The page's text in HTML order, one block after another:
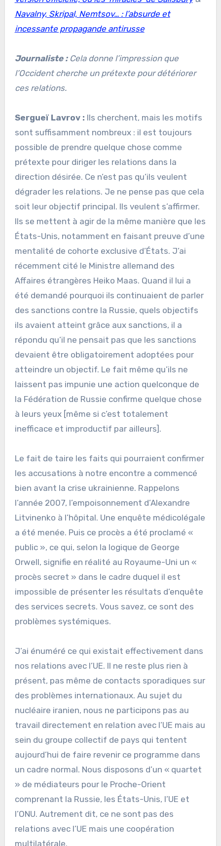
Navalny, Skripal, Nemtsov… : l’absurde et
incessante propagande antirusse
Journaliste :Cela donne l’impression que
l’Occident cherche un prétexte pour détériorer
ces relations.
Sergueï Lavrov : Ils cherchent, mais les motifs
sont suffisamment nombreux : il est toujours
possible de prendre quelque chose comme
prétexte pour diriger les relations dans la
direction désirée. Ce n’est pas qu’ils veulent
dégrader les relations. Je ne pense pas que cela
soit leur objectif principal. Ils veulent s’affirmer.
Ils se mettent à agir de la même manière que les
États-Unis, notamment en faisant preuve d’une
mentalité de cohorte exclusive d’États. J’ai
récemment cité le Ministre allemand des
Affaires étrangères Heiko Maas. Quand il lui a
été demandé pourquoi ils continuaient de parler
des sanctions contre la Russie, quels objectifs
ils avaient atteint grâce aux sanctions, il a
répondu qu’il ne pensait pas que les sanctions
devaient être obligatoirement adoptées pour
atteindre un objectif. Le fait même qu’ils ne
laissent pas impunie une action quelconque de
la Fédération de Russie confirme quelque chose
à leurs yeux [même si c’est totalement
inefficace et improductif par ailleurs].
Le fait de taire les faits qui pourraient confirmer
les accusations à notre encontre a commencé
bien avant la crise ukrainienne. Rappelons
l’année 2007, l’empoisonnement d’Alexandre
Litvinenko à l’hôpital. Une enquête médicolégale
a été menée. Puis ce procès a été proclamé «
public », ce qui, selon la logique de George
Orwell, signifie en réalité au Royaume-Uni un «
procès secret » dans le cadre duquel il est
impossible de présenter les résultats d’enquête
des services secrets. Vous savez, ce sont des
problèmes systémiques.
J’ai énuméré ce qui existait effectivement dans
nos relations avec l’UE. Il ne reste plus rien à
présent, pas même de contacts sporadiques sur
des problèmes internationaux. Au sujet du
nucléaire iranien, nous ne participons pas au
travail directement en relation avec l’UE mais au
sein du groupe collectif de pays qui tentent
aujourd’hui de faire revenir ce programme dans
un cadre normal. Nous disposons d’un « quartet
» de médiateurs pour le Proche-Orient
comprenant la Russie, les États-Unis, l’UE et
l’ONU. Autrement dit, ce ne sont pas des
relations avec l’UE mais une coopération
multilatérale.